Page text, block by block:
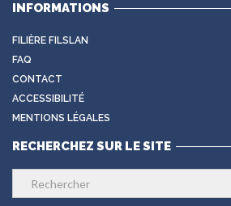
INFORMATIONS
FILIÈRE FILSLAN
FAQ
CONTACT
ACCESSIBILITÉ
MENTIONS LÉGALES
RECHERCHEZ SUR LE SITE